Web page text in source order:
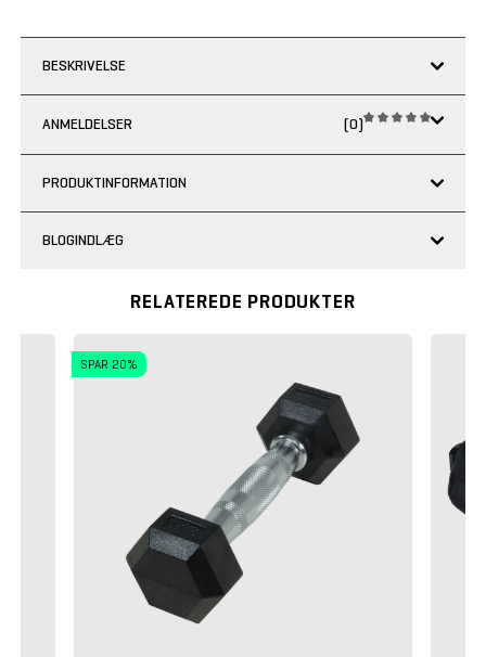
BESKRIVELSE
ANMELDELSER (0)
PRODUKTINFORMATION
BLOGINDLÆG
RELATEREDE PRODUKTER
SPAR 20%